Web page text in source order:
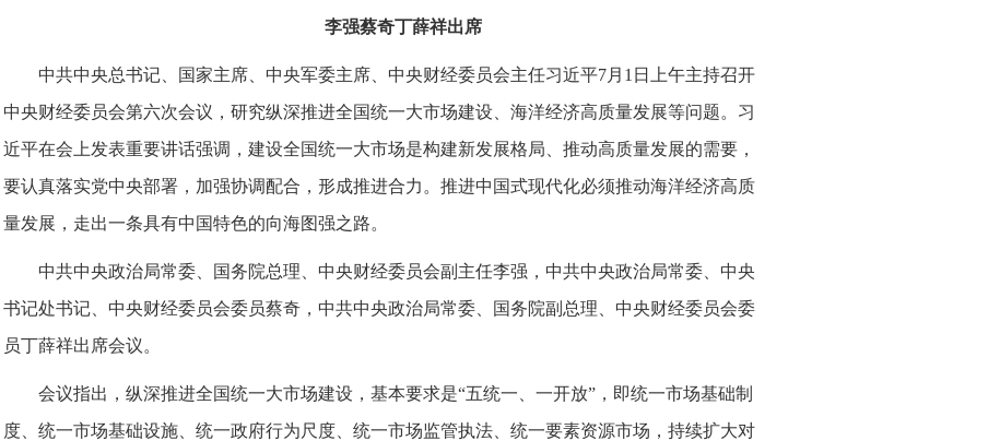
李强蔡奇丁薛祥出席
中共中央总书记、国家主席、中央军委主席、中央财经委员会主任习近平7月1日上午主持召开
中央财经委员会第六次会议，研究纵深推进全国统一大市场建设、海洋经济高质量发展等问题。习
近平在会上发表重要讲话强调，建设全国统一大市场是构建新发展格局、推动高质量发展的需要，
要认真落实党中央部署，加强协调配合，形成推进合力。推进中国式现代化必须推动海洋经济高质
量发展，走出一条具有中国特色的向海图强之路。
中共中央政治局常委、国务院总理、中央财经委员会副主任李强，中共中央政治局常委、中央
书记处书记、中央财经委员会委员蔡奇，中共中央政治局常委、国务院副总理、中央财经委员会委
员丁薛祥出席会议。
会议指出，纵深推进全国统一大市场建设，基本要求是“五统一、一开放”，即统一市场基础制
度、统一市场基础设施、统一政府行为尺度、统一市场监管执法、统一要素资源市场，持续扩大对